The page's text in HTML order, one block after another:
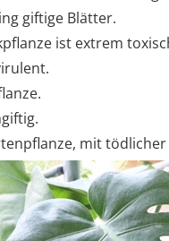
giftige Blätter.
ist extrem
mit